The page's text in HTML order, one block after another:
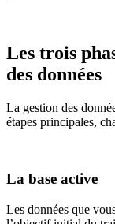
Les trois
des données
La gestion des
étapes principales,
La base active
Les données que